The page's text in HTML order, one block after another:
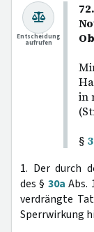
in
§
Entscheidung
aufrufen
1. Der durch
des § 30a Abs.
verdrängte
Sperrwirkung